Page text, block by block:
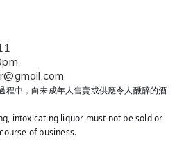
程中，向未成年人售賣或供應令人醺醉的酒
intoxicating liquor must not be sold or
of business.